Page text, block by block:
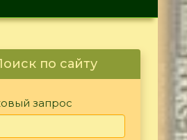
по сайту
запрос